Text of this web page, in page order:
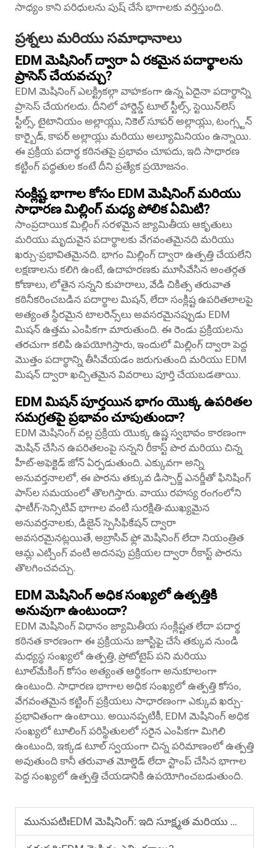
సాధ్యం కాని పరిధులను పుష్ చేసే భాగాలకు వర్తిస్తుంది.
ప్రశ్నలు మరియు సమాధానాలు
EDM మెషినింగ్ ద్వారా ఏ రకమైన పదార్థాలను
ప్రాసెస్ చేయవచ్చు?
EDM మెషినింగ్ ఎలక్ట్రికల్గా వాహకంగా ఉన్న ఏదైనా పదార్థాన్ని
ప్రాసెస్ చేయగలదు. దీనిలో హార్డెన్డ్ టూల్ స్టీల్స్, స్టెయిన్‌లెస్
స్టీల్స్, టైటానియం అల్లాయ్లు, నికెల్ సూపర్ అల్లాయ్లు, టంగ్స్టన్
కార్బైడ్, కాపర్ అల్లాయ్లు మరియు అల్యూమినియం ఉన్నాయి.
ఈ ప్రక్రియ పదార్థ కఠినతపై ప్రభావం చూపదు, ఇది సాధారణ
కట్టింగ్ పద్ధతుల కంటే దీని ప్రత్యేక ప్రయోజనం.
సంక్లిష్ట భాగాల కోసం EDM మెషినింగ్ మరియు
సాధారణ మిల్లింగ్ మధ్య పోలిక ఏమిటి?
సాంప్రదాయిక మిల్లింగ్ సరళమైన జ్యామితీయ ఆకృతులు
మరియు మృదువైన పదార్థాలకు వేగవంతమైనది మరియు
ఖర్చు-ప్రభావితమైనది. భాగం మిల్లింగ్ ద్వారా ఉత్పత్తి చేయలేని
లక్షణాలను కలిగి ఉంటే, ఉదాహరణకు మూసివేసిన అంతర్గత
కోణాలు, లోతైన సన్నని కుహరాలు, వేడి చికిత్స తరువాత
కఠినీకరించబడిన పదార్థాల మిషన్, లేదా సంక్లిష్ట ఉపరితలాలపై
అత్యంత స్థిరమైన టాలరెన్స్‌లు అవసరమైనప్పుడు EDM
మిషన్ ఉత్తమ ఎంపికగా మారుతుంది. ఈ రెండు ప్రక్రియలను
తరచుగా కలిపి ఉపయోగిస్తారు, ఇందులో మిల్లింగ్ ద్వారా పెద్ద
మొత్తం పదార్థాన్ని తీసివేయడం జరుగుతుంది మరియు EDM
మిషన్ ద్వారా ఖచ్చితమైన వివరాలు పూర్తి చేయబడతాయి.
EDM మిషన్ పూర్తయిన భాగం యొక్క ఉపరితల
సమగ్రతపై ప్రభావం చూపుతుందా?
EDM మెషినింగ్ వల్ల ప్రక్రియ యొక్క ఉష్ణ స్వభావం కారణంగా
మెషిన్ చేసిన ఉపరితలంపై సన్నని రీకాస్ట్ పొర మరియు చిన్న
హీట్-అఫెక్టెడ్ జోన్ ఏర్పడుతుంది. ఎక్కువగా అన్ని
అనువర్తనాలలో, ఈ పొరను తక్కువ డిస్చార్జ్ ఎనర్జీతో ఫినిషింగ్
పాస్‌ల సమయంలో తొలగిస్తారు. వాయు రహస్య రంగంలోని
ఫాటీగ్-సెన్సిటివ్ భాగాల వంటి సురక్షితి-ముఖ్యమైన
అనువర్తనాలకు, డిజైన్ స్పెసిఫికేషన్ ద్వారా
అవసరమైనట్లయితే, అబ్రాసివ్ ఫ్లో మెషినింగ్ లేదా నియంత్రిత
ఆమ్ల ఎట్చింగ్ వంటి అదనపు ప్రక్రియల ద్వారా రీకాస్ట్ పొరను
తొలగించవచ్చు.
EDM మెషినింగ్ అధిక సంఖ్యలో ఉత్పత్తికి
అనువుగా ఉంటుందా?
EDM మెషినింగ్ విధానం జ్యామితీయ సంక్లిష్టత లేదా పదార్థ
కఠినత కారణంగా ఈ ప్రక్రియను జూస్టిఫై చేసే తక్కువ నుండి
మధ్యస్థ సంఖ్యలో ఉత్పత్తి, ప్రోటోటైప్ పని మరియు
టూల్‌మేకింగ్ కోసం అత్యంత ఆర్థికంగా అనుకూలంగా
ఉంటుంది. సాధారణ భాగాల అధిక సంఖ్యలో ఉత్పత్తి కోసం,
వేగవంతమైన కట్టింగ్ ప్రక్రియలు సాధారణంగా ఎక్కువ ఖర్చు-
ప్రభావితంగా ఉంటాయి. అయినప్పటికీ, EDM మెషినింగ్ అధిక
సంఖ్యలో టూలింగ్ పరిస్థితులలో సరైన ఎంపికగా మిగిలి
ఉంటుంది, ఇక్కడ టూల్ స్వయంగా చిన్న పరిమాణంలో ఉత్పత్తి
అవుతుంది కానీ తరువాత మోల్డెడ్ లేదా స్టాంప్ చేసిన భాగాల
పెద్ద సంఖ్యలో ఉత్పత్తి చేయడానికి ఉపయోగించబడుతుంది.
మునుపటిఃEDM మెషినింగ్: ఇది సూక్ష్మత మరియు నాణ్యతను ఎలా మెరుగుపరుస్తుంది?